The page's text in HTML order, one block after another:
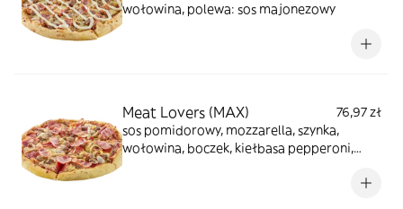
wołowina, polewa: sos majonezowy
Meat Lovers (MAX)
76,97 zł
sos pomidorowy, mozzarella, szynka,
wołowina, boczek, kiełbasa pepperoni,